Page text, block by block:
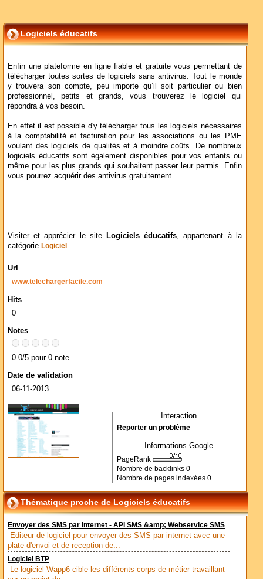
Logiciels éducatifs
Enfin une plateforme en ligne fiable et gratuite vous permettant de
télécharger toutes sortes de logiciels sans antivirus. Tout le monde
y trouvera son compte, peu importe qu’il soit particulier ou bien
professionnel, petits et grands, vous trouverez le logiciel qui
répondra à vos besoin.
En effet il est possible d'y télécharger tous les logiciels nécessaires
à la comptabilité et facturation pour les associations ou les PME
voulant des logiciels de qualités et à moindre coûts. De nombreux
logiciels éducatifs sont également disponibles pour vos enfants ou
même pour les plus grands qui souhaitent passer leur permis. Enfin
vous pourrez acquérir des antivirus gratuitement.
Visiter et apprécier le site Logiciels éducatifs, appartenant à la
catégorie Logiciel
Url
www.telechargerfacile.com
Hits
0
Notes
0.0/5 pour 0 note
Date de validation
06-11-2013
Interaction
Reporter un problème
Informations Google
PageRank
Nombre de backlinks 0
Nombre de pages indexées 0
Thématique proche de Logiciels éducatifs
Envoyer des SMS par internet - API SMS &amp; Webservice SMS
Editeur de logiciel pour envoyer des SMS par internet avec une
plate d'envoi et de reception de...
Logiciel BTP
Le logiciel Wapp6 cible les différents corps de métier travaillant